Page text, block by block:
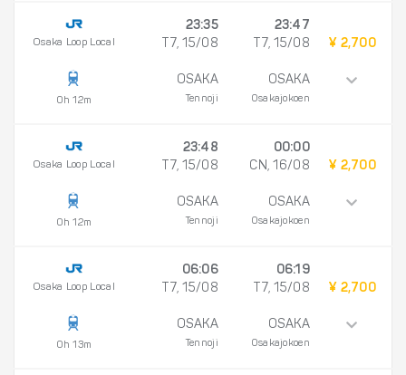
Osaka Loop Local
0h 12m
23:35
T7, 15/08
OSAKA
Tennoji
23:47
T7, 15/08
OSAKA
Osakajokoen
¥ 2,700
Osaka Loop Local
0h 12m
23:48
T7, 15/08
OSAKA
Tennoji
00:00
CN, 16/08
OSAKA
Osakajokoen
¥ 2,700
Osaka Loop Local
0h 13m
06:06
T7, 15/08
OSAKA
Tennoji
06:19
T7, 15/08
OSAKA
Osakajokoen
¥ 2,700